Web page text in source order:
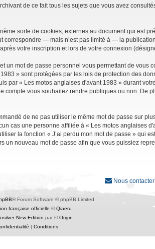
de ce fait tous les sujets que vous avez
sorte de cookies, externes au document qui est
— mais n’est pas limité à — la
votre inscription et lors de votre connexion
mot de passe personnel vous permettant de vous
» sont protégées par les lois de protection des
par « Les motos anglaises d'avant 1983 » durant
vous souhaitez rendre publiques ou non. De
de ne pas utiliser le même mot de passe sur
cas une personne affiliée à « Les motos anglaises
la fonction « J’ai perdu mon mot de passe » qui
nouveau mot de passe afin que vous puissiez
Nous contacter
® Forum Software © phpBB Limited
française officielle ©Qiaeru
New Edition par ©Origin
Conditions